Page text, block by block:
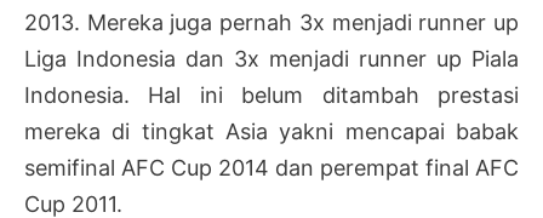
2013. Mereka juga pernah 3x menjadi runner up
Liga Indonesia dan 3x menjadi runner up Piala
Indonesia. Hal ini belum ditambah prestasi
mereka di tingkat Asia yakni mencapai babak
semifinal AFC Cup 2014 dan perempat final AFC
Cup 2011.